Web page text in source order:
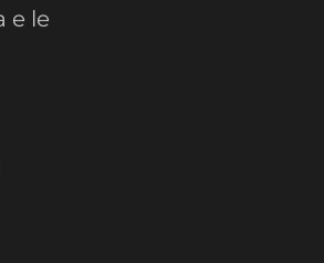
e le